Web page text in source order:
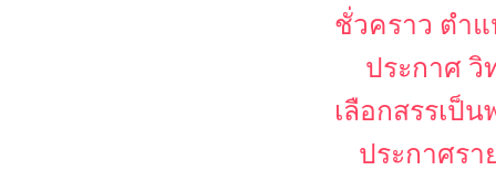
ชั่วคราว ตำ
ประกาศ วิ
เลือกสรรเป็
ประกาศรา